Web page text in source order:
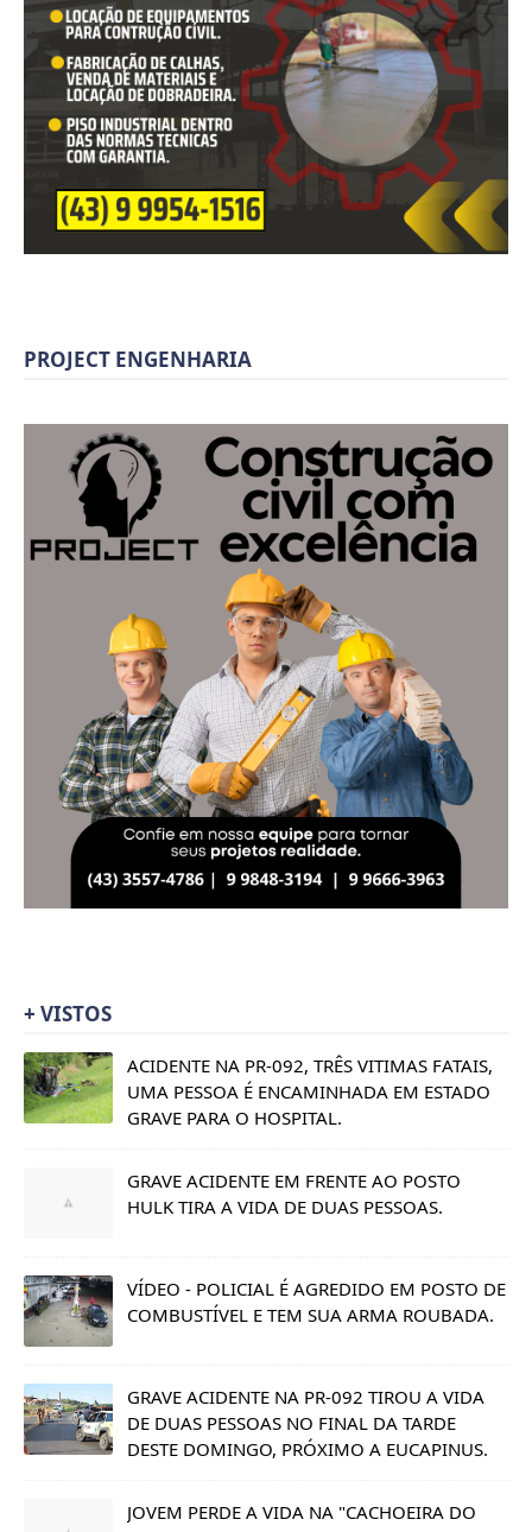
PROJECT ENGENHARIA
+ VISTOS
ACIDENTE NA PR-092, TRÊS VITIMAS FATAIS,
UMA PESSOA É ENCAMINHADA EM ESTADO
GRAVE PARA O HOSPITAL.
GRAVE ACIDENTE EM FRENTE AO POSTO
HULK TIRA A VIDA DE DUAS PESSOAS.
VÍDEO - POLICIAL É AGREDIDO EM POSTO DE
COMBUSTÍVEL E TEM SUA ARMA ROUBADA.
GRAVE ACIDENTE NA PR-092 TIROU A VIDA
DE DUAS PESSOAS NO FINAL DA TARDE
DESTE DOMINGO, PRÓXIMO A EUCAPINUS.
JOVEM PERDE A VIDA NA "CACHOEIRA DO